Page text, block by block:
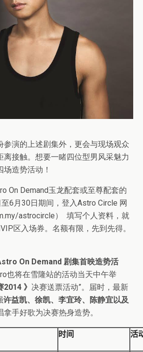
参演的上述剧集外，更会与现场观众
离接触。想要一睹四位型男风采魅力
造势活动！
On Demand玉龙配套或至尊配套的
6月30日期间，登入Astro Circle 网
astrocircle） 填写个人资料，就
区入场券。名额有限，先到先得。
On Demand 剧集首映造势活
也将在雪隆站的活动当天中午举
》 决赛送票活动”。届时，最新
许益凯、徐凯、李宜玲、陈静宜以及
手好歌为决赛热身造势。
时间 活